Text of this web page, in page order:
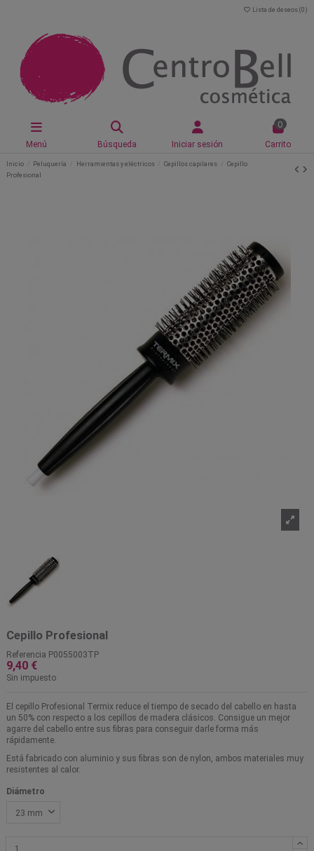
Lista de deseos (0 )
Menú Búsqueda Iniciar sesión
0
Carrito
Inicio Peluquería Herramientas y eléctricos Cepillos capilares
Cepillo
Profesional
Cepillo Profesional
Referencia P0055003TP
9,40 €
Sin impuesto
El cepillo Profesional Termix reduce el tiempo de secado del cabello en hasta
un 50% con respecto a los cepillos de madera clásicos. Consigue un mejor
agarre del cabello entre sus fibras para conseguir darle forma más
rápidamente.
Está fabricado con aluminio y sus fibras son de nylon, ambos materiales muy
resistentes al calor.
Diámetro